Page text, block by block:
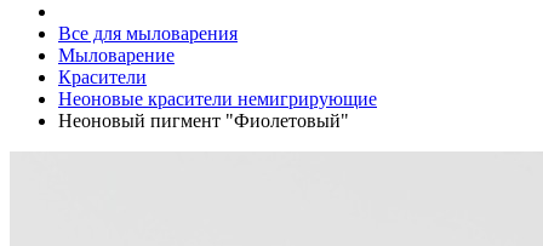
Все для мыловарения
Мыловарение
Красители
Неоновые красители немигрирующие
Неоновый пигмент "Фиолетовый"